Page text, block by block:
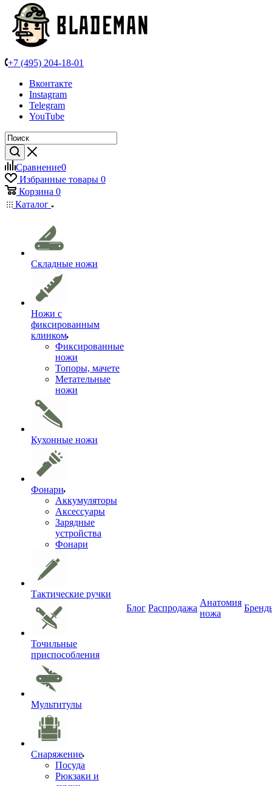
+7 (495) 204-18-01
Вконтакте
Instagram
Telegram
YouTube
Сравнение0
Избранные товары 0
Корзина 0
Каталог
Складные ножи
Ножи с
фиксированным
клинком
Фиксированные
ножи
Топоры, мачете
Метательные
ножи
Кухонные ножи
Фонари
Аккумуляторы
Аксессуары
Зарядные
устройства
Фонари
Тактические ручки
Точильные
приспособления
Мультитулы
Снаряжение
Посуда
Рюкзаки и
Блог Распродажа
Анатомия
ножа